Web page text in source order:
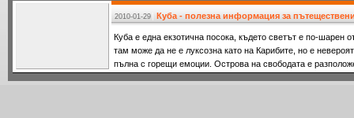
2010-01-29 Куба - полезна информация за
Куба е една екзотична посока, където светът е по-шарен
там може да не е луксозна като на Карибите, но е
пълна с горещи емоции. Острова на свободата е